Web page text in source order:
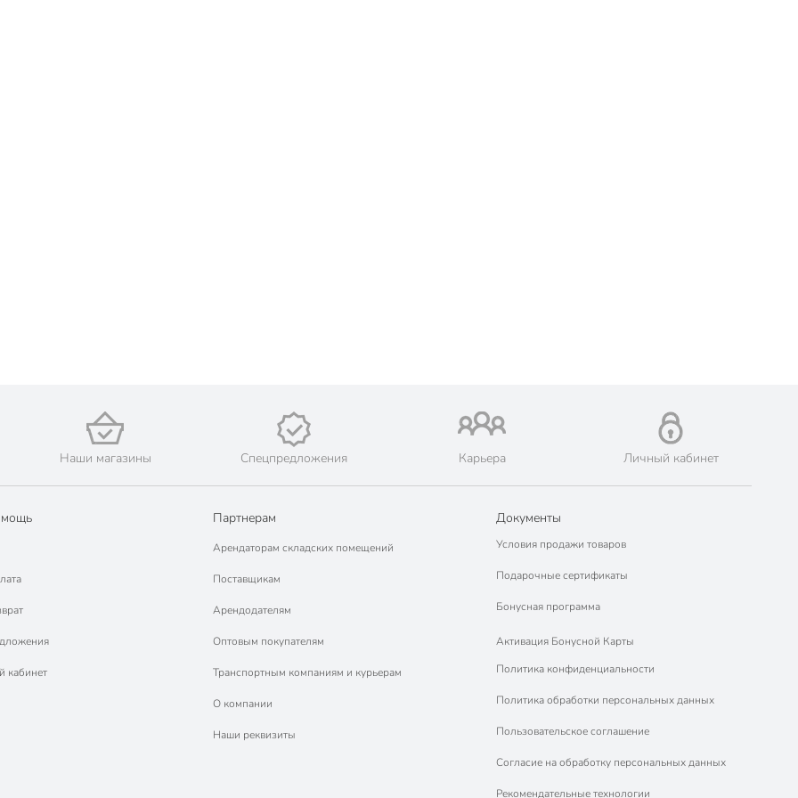
Наши магазины Спецпредложения Карьера Личный кабинет
кабинет
Партнерам
Арендаторам складских помещений
Поставщикам
Арендодателям
Оптовым покупателям
Транспортным компаниям и курьерам
О компании
Наши реквизиты
Документы
Условия продажи товаров
Подарочные сертификаты
Бонусная программа
Активация Бонусной Карты
Политика конфиденциальности
Политика обработки персональных данных
Пользовательское соглашение
Согласие на обработку персональных данных
Рекомендательные технологии